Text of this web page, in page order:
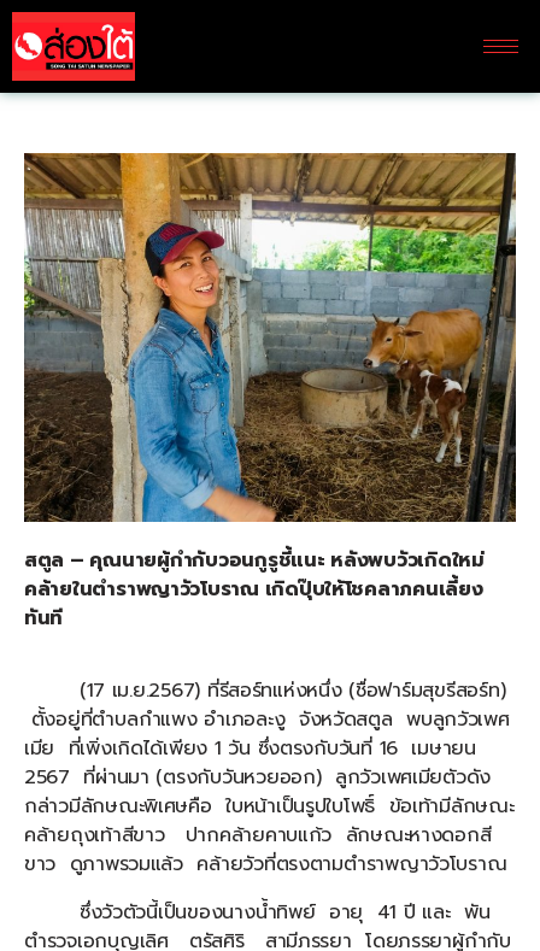
สตูล – คุณนายผู้กำกับวอนกูรูชี้แนะ หลังพบวัวเกิดใหม่
คล้ายในตำราพญาวัวโบราณ เกิดปุ๊บให้โชคลาภคนเลี้ยง
ทันที
(17 เม.ย.2567) ที่รีสอร์ทแห่งหนึ่ง (ชื่อฟาร์มสุขรีสอร์ท)
ตั้งอยู่ที่ตำบลกำแพง อำเภอละงู จังหวัดสตูล พบลูกวัวเพศ
เมีย ที่เพิ่งเกิดได้เพียง 1 วัน ซึ่งตรงกับวันที่ 16 เมษายน
2567 ที่ผ่านมา (ตรงกับวันหวยออก) ลูกวัวเพศเมียตัวดัง
กล่าวมีลักษณะพิเศษคือ ใบหน้าเป็นรูปใบโพธิ์ ข้อเท้ามีลักษณะ
คล้ายถุงเท้าสีขาว ปากคล้ายคาบแก้ว ลักษณะหางดอกสี
ขาว ดูภาพรวมแล้ว คล้ายวัวที่ตรงตามตำราพญาวัวโบราณ
ซึ่งวัวตัวนี้เป็นของนางน้ำทิพย์ อายุ 41 ปี และ พัน
ตำรวจเอกบุญเลิศ ตรัสศิริ สามีภรรยา โดยภรรยาผู้กำกับ